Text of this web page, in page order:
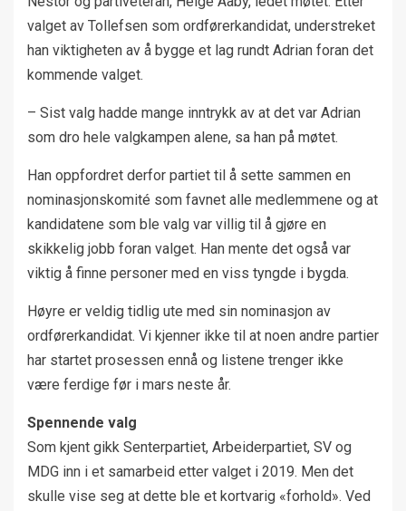
valget av Tollefsen som ordførerkandidat, understreket
han viktigheten av å bygge et lag rundt Adrian foran det
kommende valget.
– Sist valg hadde mange inntrykk av at det var Adrian
som dro hele valgkampen alene, sa han på møtet.
Han oppfordret derfor partiet til å sette sammen en
nominasjonskomité som favnet alle medlemmene og at
kandidatene som ble valg var villig til å gjøre en
skikkelig jobb foran valget. Han mente det også var
viktig å finne personer med en viss tyngde i bygda.
Høyre er veldig tidlig ute med sin nominasjon av
ordførerkandidat. Vi kjenner ikke til at noen andre partier
har startet prosessen ennå og listene trenger ikke
være ferdige før i mars neste år.
Spennende valg
Som kjent gikk Senterpartiet, Arbeiderpartiet, SV og
MDG inn i et samarbeid etter valget i 2019. Men det
skulle vise seg at dette ble et kortvarig «forhold». Ved